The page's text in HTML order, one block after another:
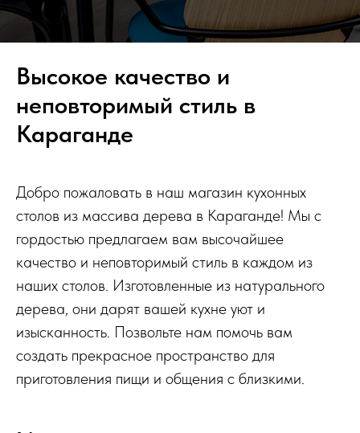
Высокое качество и
неповторимый стиль в
Караганде
Добро пожаловать в наш магазин кухонных
столов из массива дерева в Караганде! Мы с
гордостью предлагаем вам высочайшее
качество и неповторимый стиль в каждом из
наших столов. Изготовленные из натурального
дерева, они дарят вашей кухне уют и
изысканность. Позвольте нам помочь вам
создать прекрасное пространство для
приготовления пищи и общения с близкими.